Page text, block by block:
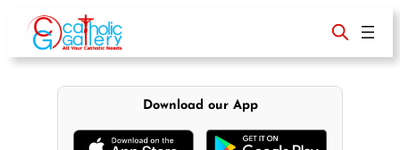
content
Download our App